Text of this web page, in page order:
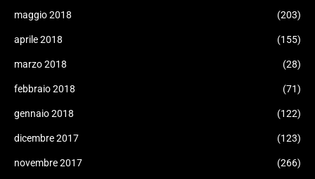
maggio 2018 (203)
aprile 2018 (155)
marzo 2018 (28)
febbraio 2018 (71)
gennaio 2018 (122)
dicembre 2017 (123)
novembre 2017 (266)